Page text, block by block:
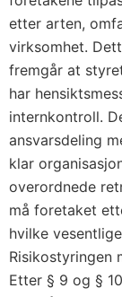
etter arten,
virksomhet.
fremgår at
har
internkontroll.
ansvarsdeling
klar
overordnede
må foretaket
hvilke
Risikostyringen
Etter § 9 og §